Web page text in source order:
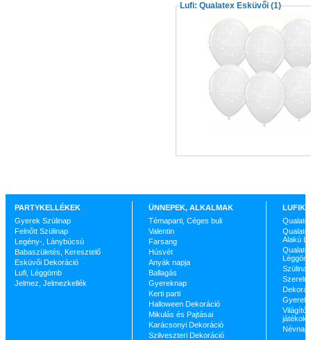
Lufi: Qualatex Esküvői(1)
PARTYKELLÉKEK
Gyerek Szülinap
Felnőtt Szülinap
Legény-, Lánybúcsú
Babaszületés, Keresztelő
Esküvői Dekoráció
Lufi, Léggömb
Jelmez, Jelmezkellék
ÜNNEPEK, ALKALMAK
Témaparti, Céges buli
Valentin
Farsang
Húsvét
Anyák napja
Ballagás
Gyereknap
Kerti parti
Halloween Dekoráció
Mikulás és Pajtásai
Karácsonyi Dekoráció
Szilveszteri Dekoráció
LUFIK
Alakú
Világító
játékok
Névnap